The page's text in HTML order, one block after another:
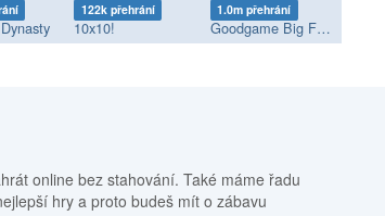
122k přehrání
10x10!
1.0m přehrání
Goodgame Big Farm
online bez stahování. Také máme řadu
hry a proto budeš mít o zábavu